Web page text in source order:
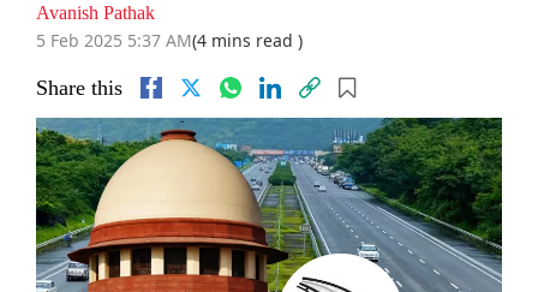
Avanish Pathak
5 Feb 2025 5:37 AM(4 mins read )
Share this